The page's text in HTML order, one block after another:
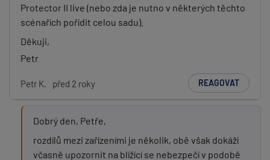
Protector II live (nebo zda je nutno v některých těchto
scénařích pořídit celou sadu).
Děkuji,
Petr
Petr K. před 2 roky REAGOVAT
Dobrý den, Petře,
rozdílů mezi zařízeními je několik, obě však dokáží
včasně upozornit na blížící se nebezpečí v podobě